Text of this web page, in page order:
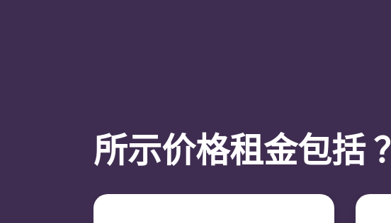
所示价格租金包括 ？